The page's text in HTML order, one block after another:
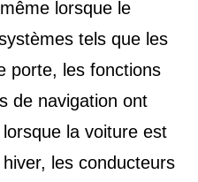
lorsque le
tels que les
porte, les fonctions
de navigation ont
la voiture est
les conducteurs